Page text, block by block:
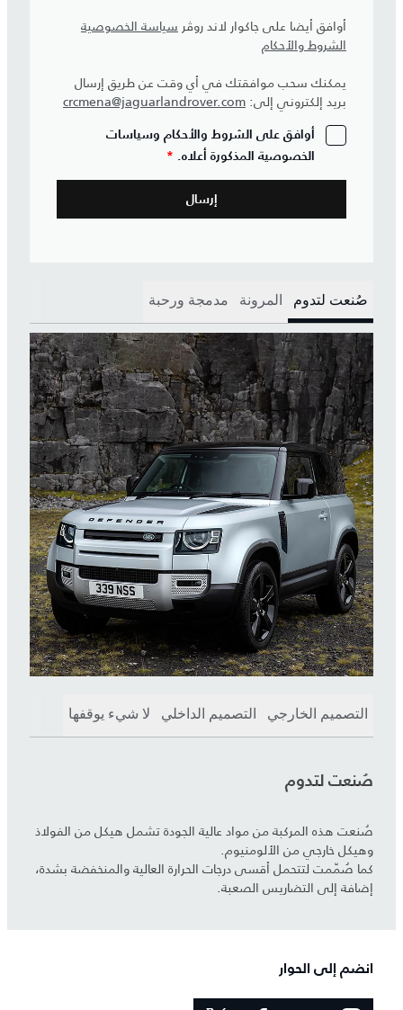
صُنعت لتدوم المرونة مدمجة ورحبة
التصميم الخارجي التصميم الداخلي لا شيء يوقفها
صُنعت لتدوم
صُنعت هذه المركبة من مواد عالية الجودة تشمل هيكل من الفولاذ
وهيكل خارجي من الألومنيوم.
كما صُمّمت لتتحمل أقسى درجات الحرارة العالية والمنخفضة بشدة،
إضافة إلى التضاريس الصعبة.
أوافق أيضا على جاكوار لاند روڤر سياسة الخصوصية
الشروط والأحكام
يمكنك سحب موافقتك في أي وقت عن طريق إرسال
بريد إلكتروني إلى: crcmena@jaguarlandrover.com
أوافق على الشروط والأحكام وسياسات
الخصوصية المذكورة أعلاه. *
انضم إلى الحوار